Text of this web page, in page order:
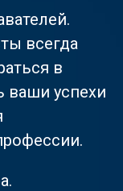
всегда
в
ваши успехи